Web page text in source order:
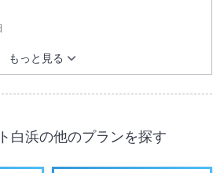
もっと見る
白浜の他のプランを探す